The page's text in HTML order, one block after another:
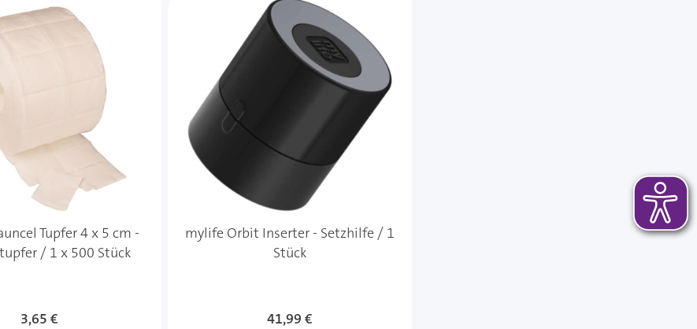
Tupfer 4 x 5 cm -
/ 1 x 500 Stück
3,65 €
mylife Orbit Inserter - Setzhilfe / 1
Stück
41,99 €